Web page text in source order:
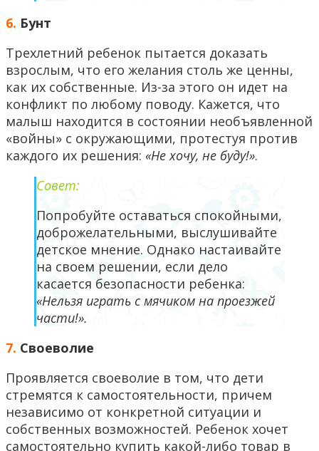
6. Бунт
Трехлетний ребенок пытается доказать
взрослым, что его желания столь же ценны,
как их собственные. Из-за этого он идет на
конфликт по любому поводу. Кажется, что
малыш находится в состоянии необъявленной
«войны» с окружающими, протестуя против
каждого их решения: «Не хочу, не буду!».
Совет:
Попробуйте оставаться спокойными,
доброжелательными, выслушивайте
детское мнение. Однако настаивайте
на своем решении, если дело
касается безопасности ребенка:
«Нельзя играть с мячиком на проезжей
части!».
7. Своеволие
Проявляется своеволие в том, что дети
стремятся к самостоятельности, причем
независимо от конкретной ситуации и
собственных возможностей. Ребенок хочет
самостоятельно купить какой-либо товар в